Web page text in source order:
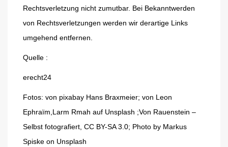
Rechtsverletzung nicht zumutbar. Bei Bekanntwerden
von Rechtsverletzungen werden wir derartige Links
umgehend entfernen.
Quelle :
erecht24
Fotos: von pixabay Hans Braxmeier; von Leon
Ephraïm,Larm Rmah auf Unsplash ;Von Rauenstein –
Selbst fotografiert, CC BY-SA 3.0; Photo by Markus
Spiske on Unsplash